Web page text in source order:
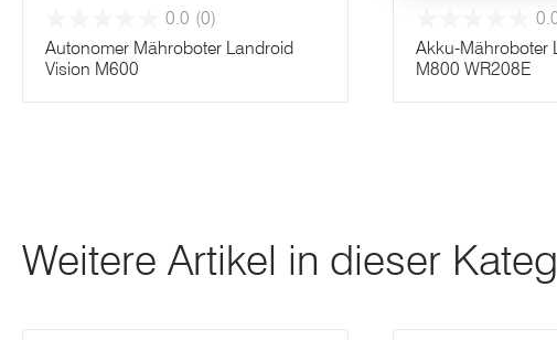
0.0 (0)
Autonomer Mähroboter Landroid
Vision M600
Akku-Mähroboter
M800 WR208E
Weitere Artikel in dieser